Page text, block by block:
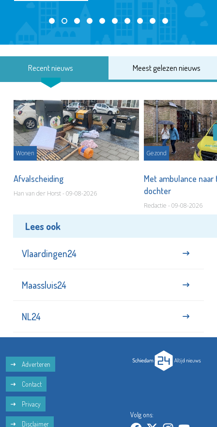
Recent nieuws Meest gelezen nieuws
Wonen
Afvalscheiding
Han van der Horst - 09-08-2026
Gezond
Met ambulance
dochter
Redactie - 09-08-2026
Lees ook
Vlaardingen24
Maassluis24
NL24
Adverteren
Contact
Privacy
Disclaimer
Volg ons: